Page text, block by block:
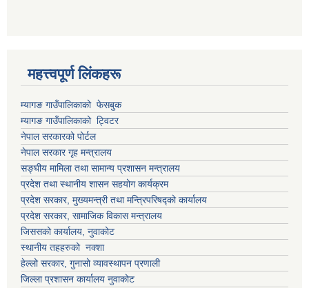
महत्त्वपूर्ण लिंकहरू
म्यागङ गाउँपालिकाको फेसबुक
म्यागङ गाउँपालिकाको ट्विटर
नेपाल सरकारको पोर्टल
नेपाल सरकार गृह मन्त्रालय
सङ्घीय मामिला तथा सामान्य प्रशासन मन्त्रालय
प्रदेश तथा स्थानीय शासन सहयोग कार्यक्रम
प्रदेश सरकार, मुख्यमन्त्री तथा मन्त्रिपरिषद्को कार्यालय
प्रदेश सरकार, सामाजिक विकास मन्त्रालय
जिससको कार्यालय, नुवाकोट
स्थानीय तहहरुको नक्शा
हेल्लो सरकार, गुनासो व्यावस्थापन प्रणाली
जिल्ला प्रशासन कार्यालय नुवाकोट